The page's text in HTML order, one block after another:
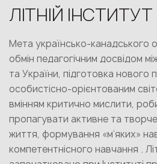
ЛІТНІЙ ІНСТИТУТ
Мета українсько-канадського
обмін педагогічним досвідом
та України, підготовка нового
особистісно-орієнтованим
вмінням критично мислити,
пропагувати активне та
життя, формування «м‘яких»
компетентнісного навчання .